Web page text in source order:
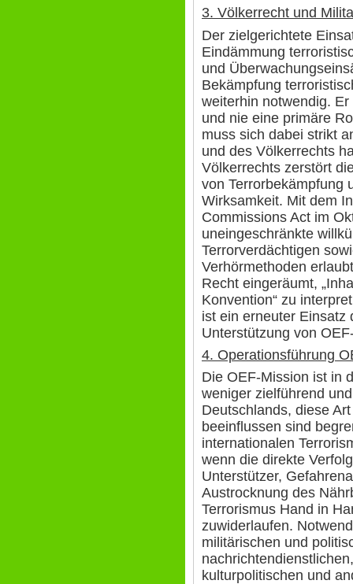
3. Völkerrecht und
Der zielgerichtete
Eindämmung
und
Bekämpfung
weiterhin notwendig.
und nie eine primäre
muss sich dabei strikt
und des Völkerrechts
Völkerrechts zerstört
von Terrorbekämpfung
Wirksamkeit. Mit dem
Commissions Act im
uneingeschränkte
Terrorverdächtigen
Verhörmethoden
Recht eingeräumt,
Konvention“ zu
ist ein erneuter Einsatz
Unterstützung von
4. Operationsführung
Die OEF-Mission ist in
weniger zielführend
Deutschlands, diese
beeinflussen sind
internationalen
wenn die direkte
Unterstützer,
Austrocknung des
Terrorismus Hand in
zuwiderlaufen.
militärischen und
kulturpolitischen und